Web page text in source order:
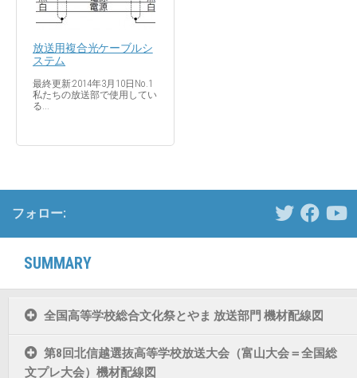
放送用複合光ケーブルシ
ステム
最終更新:2014年3月10日No.1
私たちの放送部で使用してい
る...
フォロー:
SUMMARY
全国高等学校総合文化祭とやま 放送部門 機材配線図
第8回北信越選抜高等学校放送大会（富山大会＝全国総
文プレ大会）機材配線図